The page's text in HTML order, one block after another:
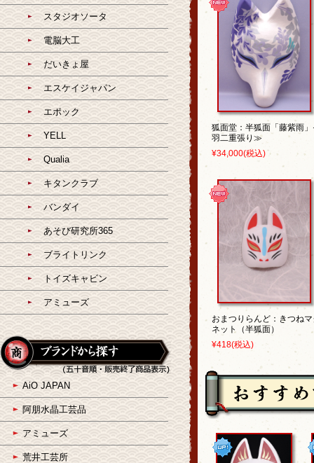
狐面堂：半狐面「藤紫雨
羽二重張り≫
¥34,000(税込)
おまつりらんど：きつね
ネット（半狐面）
¥418(税込)
スタジオソータ
電脳大工
だいきょ屋
エスケイジャパン
エポック
YELL
Qualia
キタンクラブ
バンダイ
あそび研究所365
ブライトリンク
トイズキャビン
アミューズ
AiO JAPAN
阿朋水晶工芸品
アミューズ
荒井工芸所